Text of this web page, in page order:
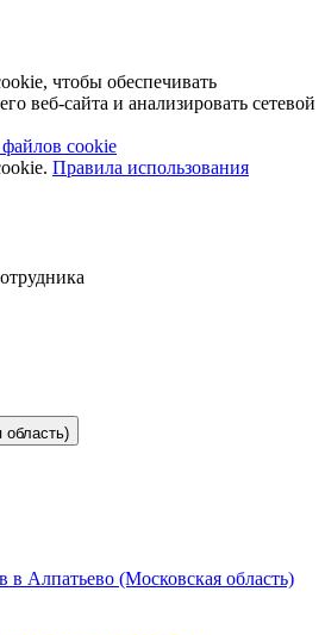
чтобы обеспечивать
веб-сайта и анализировать сетевой
cookie
Правила использования
область)
в Алпатьево (Московская область)